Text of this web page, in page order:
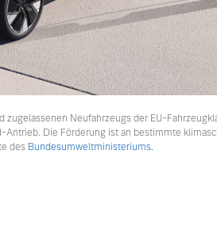
Neufahrzeugs der EU-
Die Förderung ist an bestimmte
des Bundesumweltministeriums.